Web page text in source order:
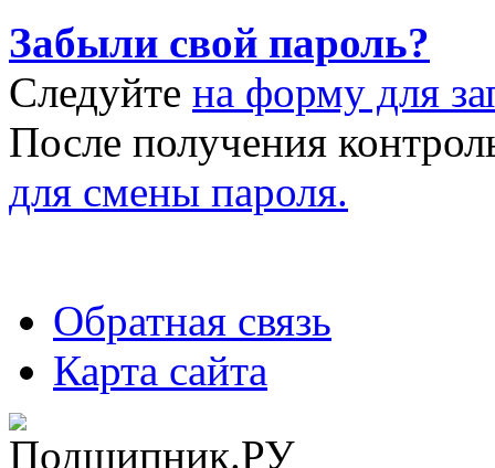
Забыли свой пароль?
Следуйте на форму для
После получения
для смены пароля.
Обратная связь
Карта сайта